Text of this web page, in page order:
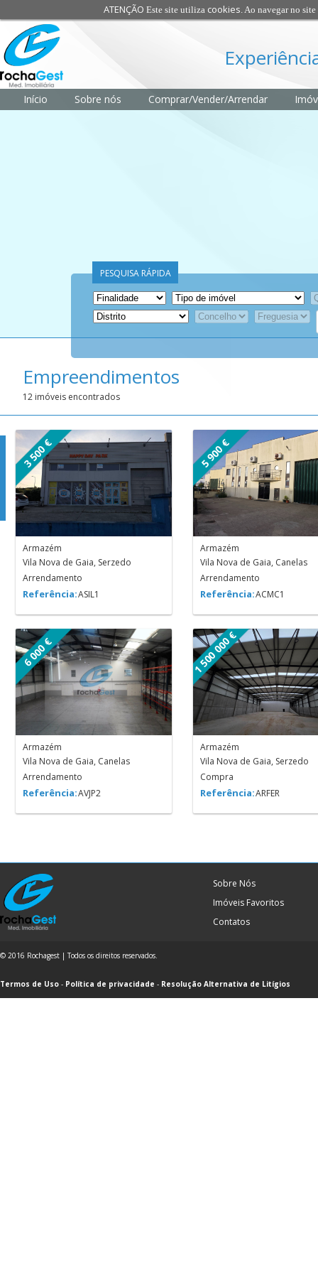
ATENÇÃO Este site utiliza cookies. Ao navegar no
Início Sobre nós Comprar/Vender/Arrendar
PESQUISA RÁPIDA
Empreendimentos
12 imóveis encontrados
Armazém
Vila Nova de Gaia, Serzedo
Arrendamento
3 500 €
Referência:ASIL1
Armazém
Vila Nova de Gaia, Canelas
Arrendamento
5 900 €
Referência:ACMC1
Armazém
Vila Nova de Gaia, Canelas
Arrendamento
6 000 €
Referência:AVJP2
Armazém
Vila Nova de Gaia, Serzedo
Compra
1 500 000 €
Referência:ARFER
Sobre Nós
Imóveis Favoritos
Contatos
© 2016 Rochagest | Todos os direitos reservados.
Termos de Uso - Política de privacidade - Resolução Alternativa de Litígios